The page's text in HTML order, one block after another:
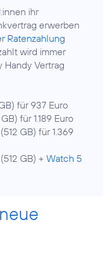
ihr
erwerben
Ratenzahlung
wird immer
Handy Vertrag
für 937 Euro
für 1.189 Euro
(512 GB) für 1.369
(512 GB) + Watch 5